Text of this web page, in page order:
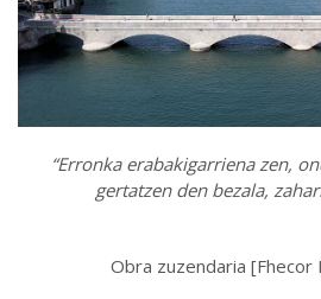
“Erronka erabakigarriena zen,
gertatzen den bezala,
Obra zuzendaria